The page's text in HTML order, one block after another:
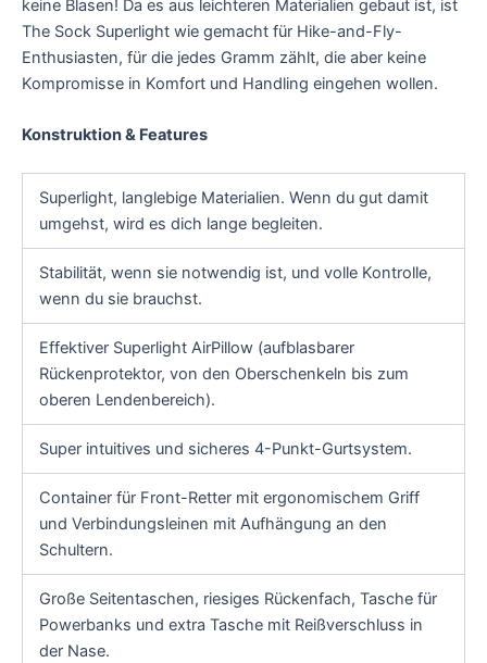
keine Blasen! Da es aus leichteren Materialien gebaut ist, ist
The Sock Superlight wie gemacht für Hike-and-Fly-
Enthusiasten, für die jedes Gramm zählt, die aber keine
Kompromisse in Komfort und Handling eingehen wollen.
Konstruktion & Features
Superlight, langlebige Materialien. Wenn du gut damit
umgehst, wird es dich lange begleiten.
Stabilität, wenn sie notwendig ist, und volle Kontrolle,
wenn du sie brauchst.
Effektiver Superlight AirPillow (aufblasbarer
Rückenprotektor, von den Oberschenkeln bis zum
oberen Lendenbereich).
Super intuitives und sicheres 4-Punkt-Gurtsystem.
Container für Front-Retter mit ergonomischem Griff
und Verbindungsleinen mit Aufhängung an den
Schultern.
Große Seitentaschen, riesiges Rückenfach, Tasche für
Powerbanks und extra Tasche mit Reißverschluss in
der Nase.